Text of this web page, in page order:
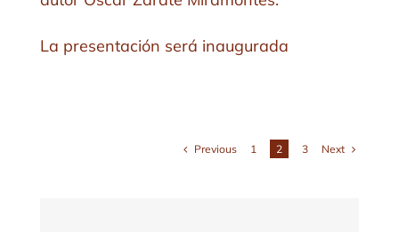
La presentación será inaugurada
Previous 1 2 3 Next